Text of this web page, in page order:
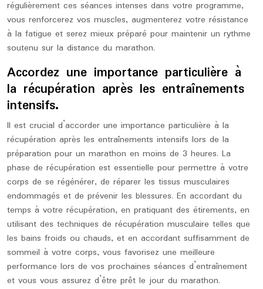
régulièrement ces séances intenses dans votre programme,
vous renforcerez vos muscles, augmenterez votre résistance
à la fatigue et serez mieux préparé pour maintenir un rythme
soutenu sur la distance du marathon.
Accordez une importance particulière à
la récupération après les entraînements
intensifs.
Il est crucial d’accorder une importance particulière à la
récupération après les entraînements intensifs lors de la
préparation pour un marathon en moins de 3 heures. La
phase de récupération est essentielle pour permettre à votre
corps de se régénérer, de réparer les tissus musculaires
endommagés et de prévenir les blessures. En accordant du
temps à votre récupération, en pratiquant des étirements, en
utilisant des techniques de récupération musculaire telles que
les bains froids ou chauds, et en accordant suffisamment de
sommeil à votre corps, vous favorisez une meilleure
performance lors de vos prochaines séances d’entraînement
et vous vous assurez d’être prêt le jour du marathon.